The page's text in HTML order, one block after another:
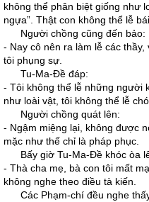
không thể phân biệt giống như
ngựa”. Thật con không thể lễ
Người chồng cũng đến bảo:
- Nay cô nên ra làm lễ các
tôi phụng sự.
Tu-Ma-Đề đáp:
- Tôi không thể lễ những người
như loài vật, tôi không thể lễ
Người chồng quát lên:
- Ngậm miệng lại, không được
mặc như thế chỉ là pháp phục.
Bấy giờ Tu-Ma-Đề khóc òa
- Thà cha mẹ, bà con tôi mất
không nghe theo điều tà kiến.
Các Phạm-chí đều nghe